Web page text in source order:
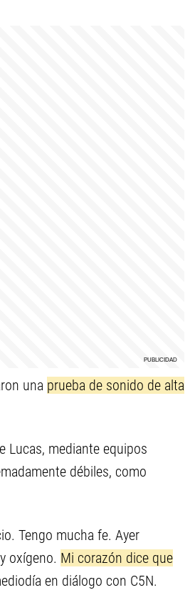
una prueba de sonido de alta
Lucas, mediante equipos
débiles, como
Tengo mucha fe. Ayer
oxígeno. Mi corazón dice que
en diálogo con C5N.